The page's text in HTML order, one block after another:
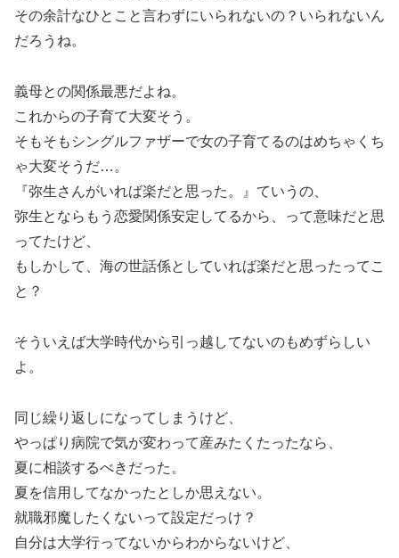
その余計なひとこと言わずにいられないの？いられないん
だろうね。
義母との関係最悪だよね。
これからの子育て大変そう。
そもそもシングルファザーで女の子育てるのはめちゃくち
ゃ大変そうだ…。
『弥生さんがいれば楽だと思った。』ていうの、
弥生とならもう恋愛関係安定してるから、って意味だと思
ってたけど、
もしかして、海の世話係としていれば楽だと思ったってこ
と？
そういえば大学時代から引っ越してないのもめずらしい
よ。
同じ繰り返しになってしまうけど、
やっぱり病院で気が変わって産みたくたったなら、
夏に相談するべきだった。
夏を信用してなかったとしか思えない。
就職邪魔したくないって設定だっけ？
自分は大学行ってないからわからないけど、